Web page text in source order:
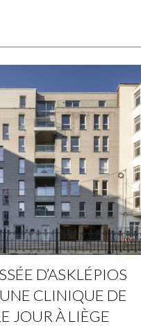
D’ASKLÉPIOS
CLINIQUE DE
JOUR À LIÈGE